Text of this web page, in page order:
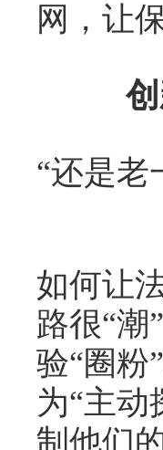
网，让
“还是老
如何让
路很“潮
验“圈粉
为“主
制他们